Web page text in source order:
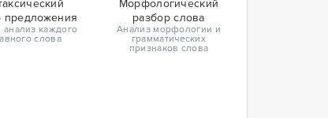
предложения
каждого
слова
Морфологический
разбор слова
Анализ морфологии и
грамматических
признаков слова